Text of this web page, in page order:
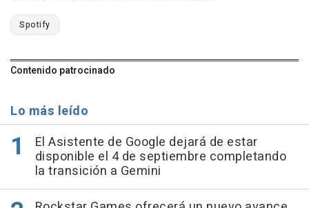
Spotify
Contenido patrocinado
Lo más leído
El Asistente de Google dejará de estar
disponible el 4 de septiembre completando
la transición a Gemini